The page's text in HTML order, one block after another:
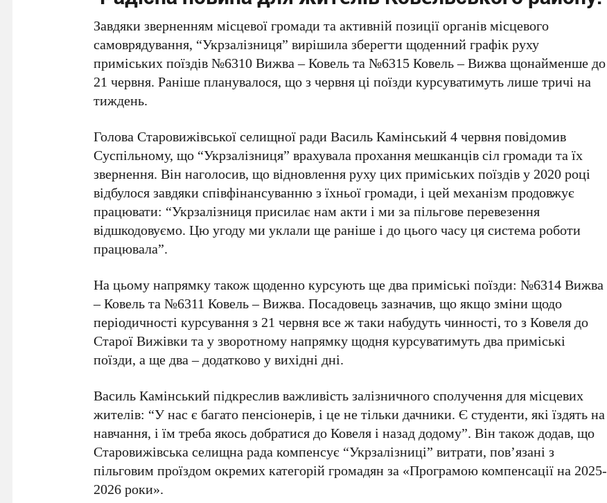
Завдяки зверненням місцевої громади та активній позиції органів місцевого
самоврядування, “Укрзалізниця” вирішила зберегти щоденний графік руху
приміських поїздів №6310 Вижва – Ковель та №6315 Ковель – Вижва щонайменше до
21 червня. Раніше планувалося, що з червня ці поїзди курсуватимуть лише тричі на
тиждень.
Голова Старовижівської селищної ради Василь Камінський 4 червня повідомив
Суспільному, що “Укрзалізниця” врахувала прохання мешканців сіл громади та їх
звернення. Він наголосив, що відновлення руху цих приміських поїздів у 2020 році
відбулося завдяки співфінансуванню з їхньої громади, і цей механізм продовжує
працювати: “Укрзалізниця присилає нам акти і ми за пільгове перевезення
відшкодовуємо. Цю угоду ми уклали ще раніше і до цього часу ця система роботи
працювала”.
На цьому напрямку також щоденно курсують ще два приміські поїзди: №6314 Вижва
– Ковель та №6311 Ковель – Вижва. Посадовець зазначив, що якщо зміни щодо
періодичності курсування з 21 червня все ж таки набудуть чинності, то з Ковеля до
Старої Вижівки та у зворотному напрямку щодня курсуватимуть два приміські
поїзди, а ще два – додатково у вихідні дні.
Василь Камінський підкреслив важливість залізничного сполучення для місцевих
жителів: “У нас є багато пенсіонерів, і це не тільки дачники. Є студенти, які їздять на
навчання, і їм треба якось добратися до Ковеля і назад додому”. Він також додав, що
Старовижівська селищна рада компенсує “Укрзалізниці” витрати, пов’язані з
пільговим проїздом окремих категорій громадян за «Програмою компенсації на 2025-
2026 роки».